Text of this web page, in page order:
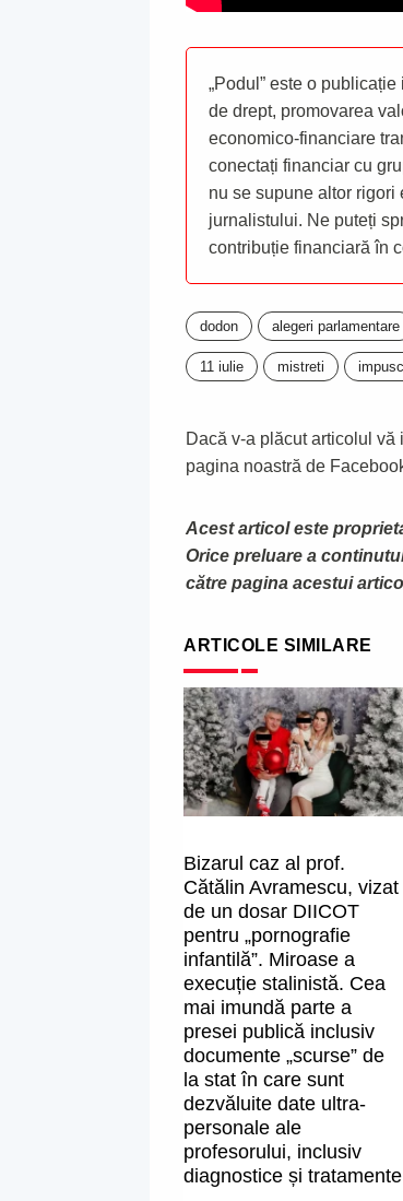
„Podul” este o
de drept, promovarea
economico-financiare
conectați financiar cu
nu se supune altor rigori
jurnalistului. Ne puteți
contribuție financiară în
dodon alegeri parlamentare
11 iulie mistreti
Dacă v-a plăcut articolul
pagina noastră de
Acest articol este
Orice preluare a
către pagina acestui
ARTICOLE SIMILARE
Bizarul caz al prof.
Cătălin Avramescu, vizat
de un dosar DIICOT
pentru „pornografie
infantilă”. Miroase a
execuție stalinistă. Cea
mai imundă parte a
presei publică inclusiv
documente „scurse” de
la stat în care sunt
dezvăluite date ultra-
personale ale
profesorului, inclusiv
diagnostice și tratamente